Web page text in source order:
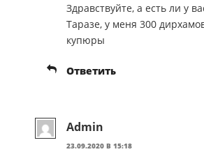
Здравствуйте, а есть ли у
Таразе, у меня 300
купюры
Ответить
Admin
23.09.2020 В 15:18